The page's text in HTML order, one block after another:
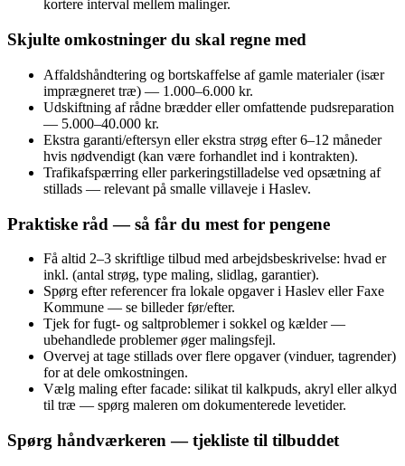
kortere interval mellem malinger.
Skjulte omkostninger du skal regne med
Affalds­håndtering og bortskaffelse af gamle materialer (især
imprægneret træ) — 1.000–6.000 kr.
Udskiftning af rådne brædder eller omfattende pudsreparation
— 5.000–40.000 kr.
Ekstra garanti/eftersyn eller ekstra strøg efter 6–12 måneder
hvis nødvendigt (kan være forhandlet ind i kontrakten).
Trafikafspærring eller parkeringstilladelse ved opsætning af
stillads — relevant på smalle villaveje i Haslev.
Praktiske råd — så får du mest for pengene
Få altid 2–3 skriftlige tilbud med arbejdsbeskrivelse: hvad er
inkl. (antal strøg, type maling, slidlag, garantier).
Spørg efter referencer fra lokale opgaver i Haslev eller Faxe
Kommune — se billeder før/efter.
Tjek for fugt- og saltproblemer i sokkel og kælder —
ubehandlede problemer øger malingsfejl.
Overvej at tage stillads over flere opgaver (vinduer, tagrender)
for at dele omkostningen.
Vælg maling efter facade: silikat til kalkpuds, akryl eller alkyd
til træ — spørg maleren om dokumenterede levetider.
Spørg håndværkeren — tjekliste til tilbuddet